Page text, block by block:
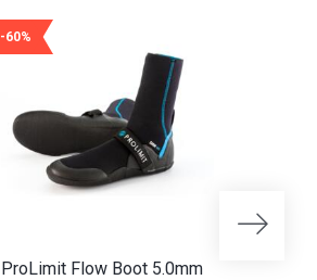
-60%
ProLimit Flow Boot 5.0mm